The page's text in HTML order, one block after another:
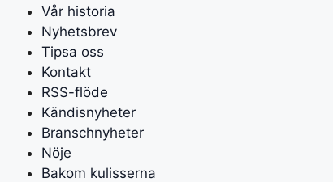
Vår historia
Nyhetsbrev
Tipsa oss
Kontakt
RSS-flöde
Kändisnyheter
Branschnyheter
Nöje
Bakom kulisserna